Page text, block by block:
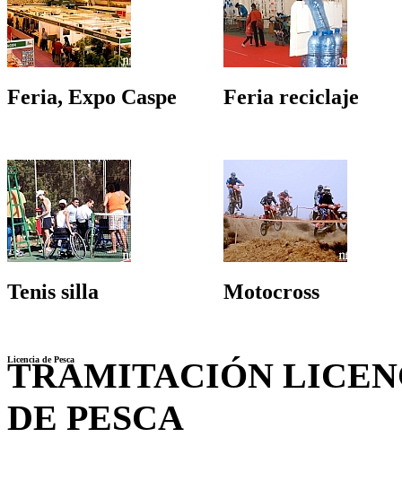
Feria, Expo Caspe Feria reciclaje
Tenis silla Motocross
Licencia de Pesca
TRAMITACIÓN
DE PESCA